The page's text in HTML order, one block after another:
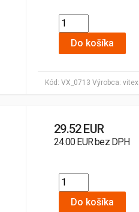
Kód: VX_0713 Výrobca: vitex
Do košíka
29.52 EUR
24.00 EUR bez DPH
Do košíka